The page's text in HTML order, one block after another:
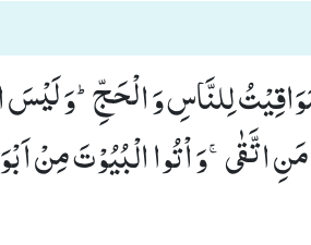
لِلنَّاسِ وَ الْحَجِّؕ-وَ لَیْسَ
اتَّقٰىۚ-وَ اْتُوا الْبُیُوْتَ مِنْ